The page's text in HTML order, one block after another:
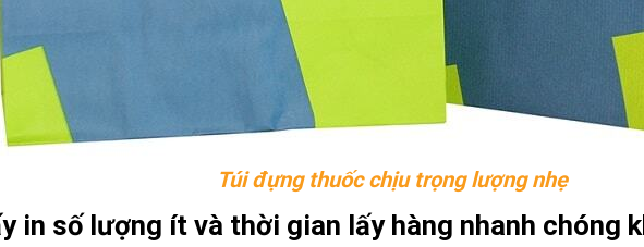
Túi đựng thuốc chịu trọng lượng nhẹ
in số lượng ít và thời gian lấy hàng nhanh chóng